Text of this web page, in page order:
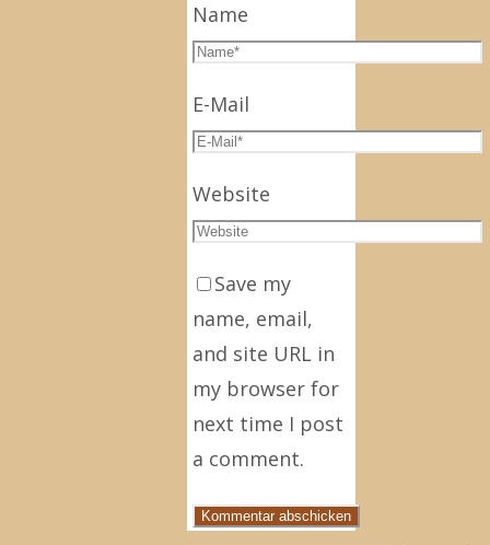
Name
E-Mail
Website
Save my
name, email,
and site URL in
my browser for
next time I post
a comment.